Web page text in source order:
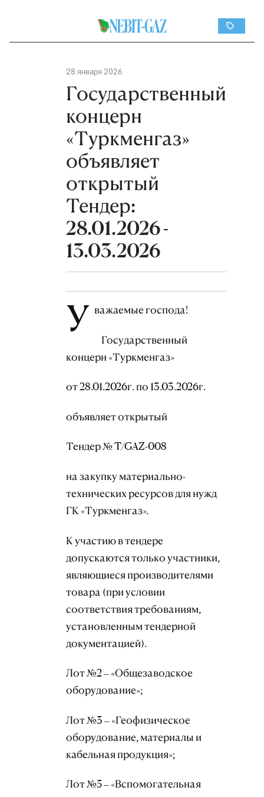
28 января 2026
Государственный
концерн
«Туркменгаз»
объявляет
открытый
Тендер:
28.01.2026 -
13.03.2026
У важаемые господа!
Государственный
концерн «Туркменгаз»
от 28.01.2026г. по 13.03.2026г.
объявляет открытый
Тендер № T/GAZ-008
на закупку материально-
технических ресурсов для нужд
ГК «Туркменгаз».
К участию в тендере
допускаются только участники,
являющиеся производителями
товара (при условии
соответствия требованиям,
установленным тендерной
документацией).
Лот №2 – «Общезаводское
оборудование»;
Лот №3 – «Геофизическое
оборудование, материалы и
кабельная продукция»;
Лот №5 – «Вспомогательная